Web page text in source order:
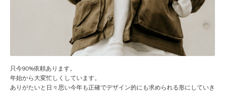
只今90%依頼あります。
年始から大変忙しくしています。
ありがたいと日々思い今年も正確でデザイン的にも求められる形にしていき